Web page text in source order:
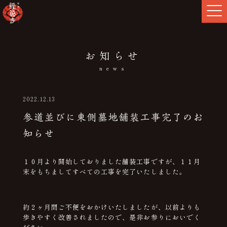
お知らせ
news
2022.12.13
参道並びに東側墓地舗装工事完了のお
知らせ
１０月より開始しておりました舗装工事ですが、１１月
末をもちましてすべての工事を完了いたしました。
約２ヶ月間ご不便をおかけいたしましたが、以前よりも
歩きやすく改善されましたので、是非お参りにおいでく